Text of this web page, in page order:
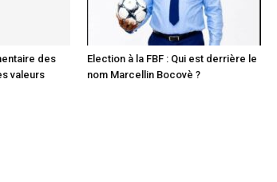
des
valeurs
Election à la FBF : Qui est derrière le
nom Marcellin Bocovè ?